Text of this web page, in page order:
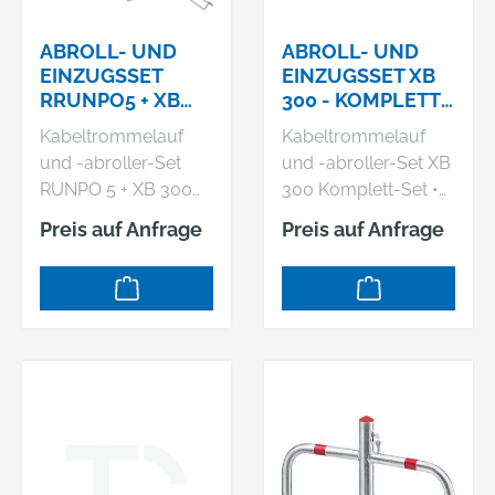
ABROLL- UND
EINZUGSSET
RRUNPO5 + XB
300MULTI-
SETRUNPOTEC
Kabeltrommelauf
und -abroller-Set
RUNPO 5 + XB 300
Multiset • Für
beschädigte
Kabeltrommeln, kein
Kabelgewirr •
Preis auf Anfrage
ABROLL- UND
EINZUGSSET XB
300 - KOMPLETT-
SET RUNPOTEC
Kabeltrommelauf
und -abroller-Set XB
300 Komplett-Set •
Für beschädigte
Kabeltrommeln, kein
Kabelgewirr •
Störungsfreies und
Abrollen von losen
Kabelbünden und
Einzeladern •
Preis auf Anfrage